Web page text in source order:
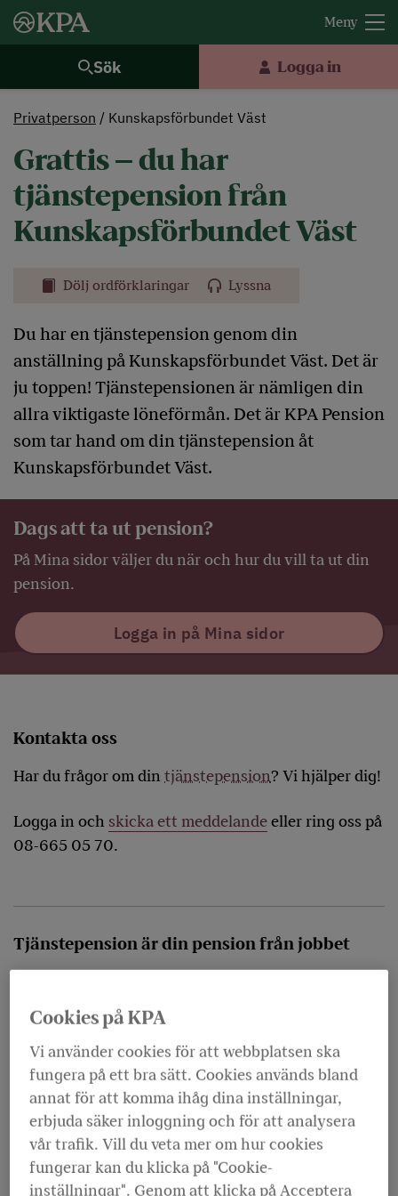
Sök Logga in
Privatperson Kunskapsförbundet Väst
Grattis – du har
tjänstepension från
Kunskapsförbundet Väst
Dölj ordförklaringar Lyssna
Du har en tjänstepension genom din
anställning på Kunskapsförbundet Väst. Det är
ju toppen! Tjänstepensionen är nämligen din
allra viktigaste löneförmån. Det är KPA Pension
som tar hand om din tjänstepension åt
Kunskapsförbundet Väst.
Dags att ta ut pension?
På Mina sidor väljer du när och hur du vill ta ut din
pension.
Logga in på Mina sidor
Kontakta oss
Har du frågor om din tjänstepension? Vi hjälper dig!
Logga in och skicka ett meddelandeeller ring oss på
08-665 05 70.
Tjänstepension är din pension från jobbet
Den kan bestå av två delar.
Cookies på KPA
Vi använder cookies för att webbplatsen ska
fungera på ett bra sätt. Cookies används bland
annat för att komma ihåg dina inställningar,
erbjuda säker inloggning och för att analysera
vår trafik. Vill du veta mer om hur cookies
fungerar kan du klicka på "Cookie-
inställningar". Genom att klicka på Acceptera